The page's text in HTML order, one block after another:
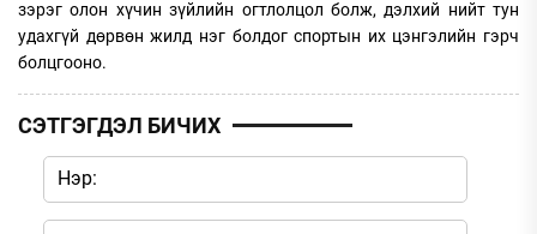
зэрэг олон хүчин зүйлийн огтлолцол болж, дэлхий нийт тун
удахгүй дөрвөн жилд нэг болдог спортын их цэнгэлийн гэрч
болцгооно.
СЭТГЭГДЭЛ БИЧИХ